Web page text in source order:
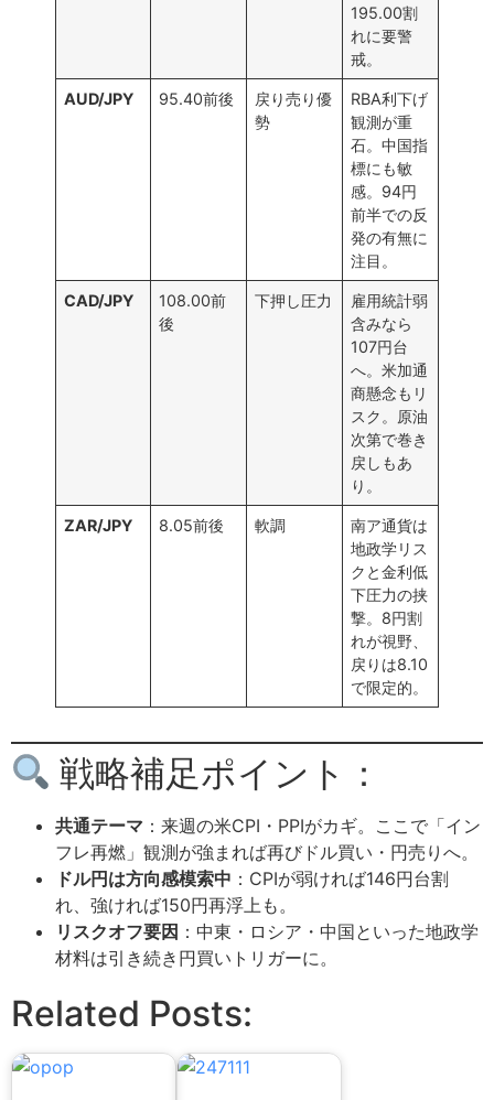
195.00割
れに要警
戒。
AUD/JPY 95.40前後
戻り売り優
勢
RBA利下げ
観測が重
石。中国指
標にも敏
感。94円
前半での反
発の有無に
注目。
CAD/JPY
108.00前
後
下押し圧力
雇用統計弱
含みなら
107円台
へ。米加通
商懸念もリ
スク。原油
次第で巻き
戻しもあ
り。
ZAR/JPY 8.05前後 軟調
南ア通貨は
地政学リス
クと金利低
下圧力の挟
撃。8円割
れが視野、
戻りは8.10
で限定的。
戦略補足ポイント：
共通テーマ ：来週の米CPI・PPIがカギ。ここで「イン
フレ再燃」観測が強まれば再びドル買い・円売りへ。
ドル円は方向感模索中 ：CPIが弱ければ146円台割
れ、強ければ150円再浮上も。
リスクオフ要因 ：中東・ロシア・中国といった地政学
材料は引き続き円買いトリガーに。
Related Posts: